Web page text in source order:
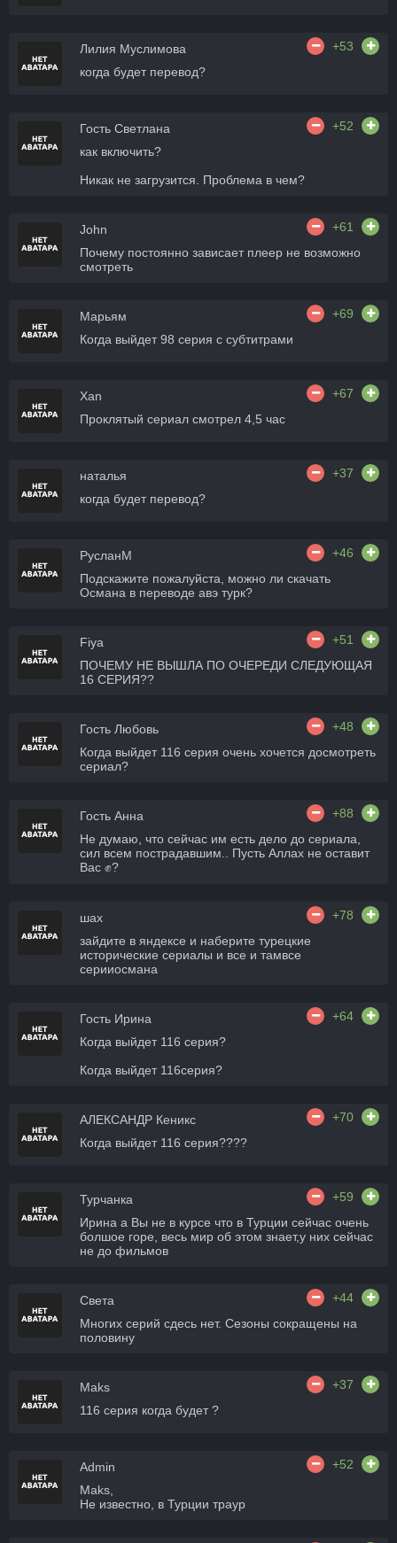
Лилия Муслимова
+53
когда будет перевод?
Гость Светлана
+52
как включить?
Никак не загрузится. Проблема в чем?
John
+61
Почему постоянно зависает плеер не возможно
смотреть
Марьям
+69
Когда выйдет 98 серия с субтитрами
Xan
+67
Проклятый сериал смотрел 4,5 час
наталья
+37
когда будет перевод?
РусланМ
+46
Подскажите пожалуйста, можно ли скачать
Османа в переводе авэ турк?
Fiya
+51
ПОЧЕМУ НЕ ВЫШЛА ПО ОЧЕРЕДИ СЛЕДУЮЩАЯ
16 СЕРИЯ??
Гость Любовь
+48
Когда выйдет 116 серия очень хочется досмотреть
сериал?
Гость Анна
+88
Не думаю, что сейчас им есть дело до сериала,
сил всем пострадавшим.. Пусть Аллах не оставит
Вас ✊?
шах
+78
зайдите в яндексе и наберите турецкие
исторические сериалы и все и тамвсе
серииосмана
Гость Ирина
+64
Когда выйдет 116 серия?
Когда выйдет 116серия?
АЛЕКСАНДР Кеникс
+70
Когда выйдет 116 серия????
Турчанка
+59
Ирина а Вы не в курсе что в Турции сейчас очень
болшое горе, весь мир об этом знает,у них сейчас
не до фильмов
Света
+44
Многих серий сдесь нет. Сезоны сокращены на
половину
Maks
+37
116 серия когда будет ?
Admin
+52
Maks,
Не известно, в Турции траур